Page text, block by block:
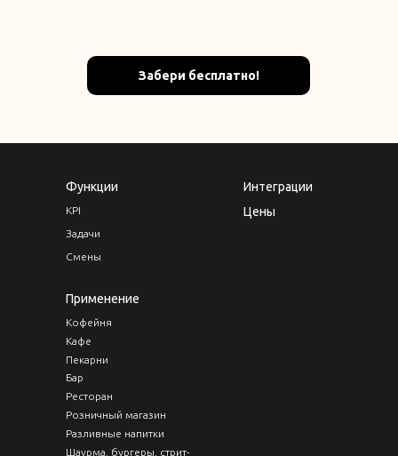
Забери бесплатно!
Интеграции
Цены
KPI
Смены
Задачи
Кафе
Розничный магазин
Кофейня
Шаурма, бургеры, стрит-
Разливные напитки
Бар
Ресторан
Пекарни
Функции
Применение